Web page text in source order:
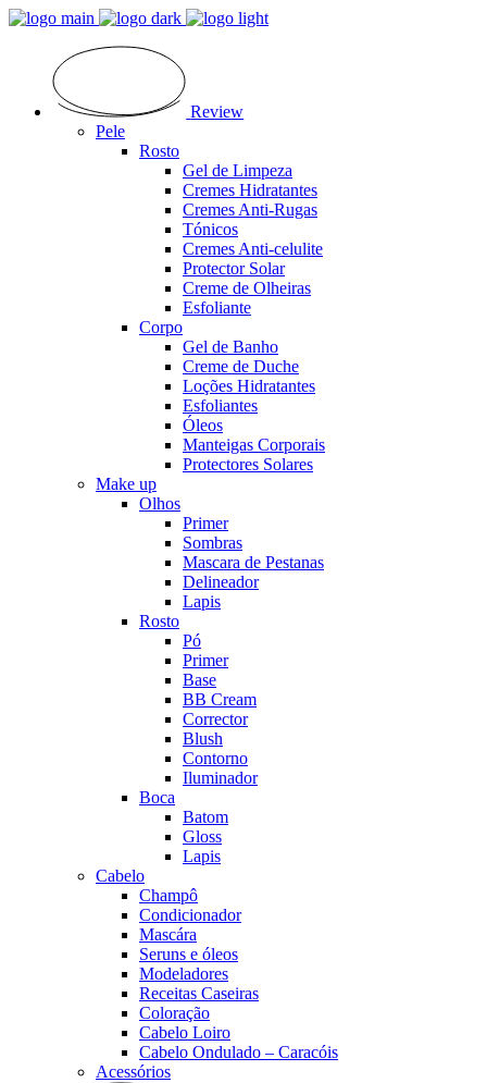
Review
Pele
Rosto
Gel de Limpeza
Cremes Hidratantes
Cremes Anti-Rugas
Tónicos
Cremes Anti-celulite
Protector Solar
Creme de Olheiras
Esfoliante
Corpo
Gel de Banho
Creme de Duche
Loções Hidratantes
Esfoliantes
Óleos
Manteigas Corporais
Protectores Solares
Make up
Olhos
Primer
Sombras
Mascara de Pestanas
Delineador
Lapis
Rosto
Pó
Primer
Base
BB Cream
Corrector
Blush
Contorno
Iluminador
Boca
Batom
Gloss
Lapis
Cabelo
Champô
Condicionador
Mascára
Seruns e óleos
Modeladores
Receitas Caseiras
Coloração
Cabelo Loiro
Cabelo Ondulado – Caracóis
Acessórios